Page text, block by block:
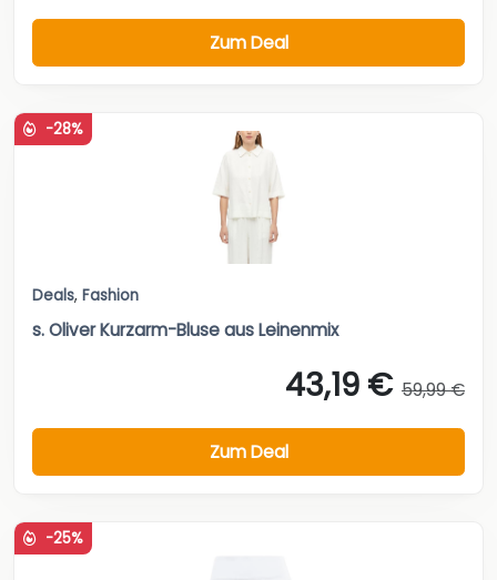
Zum Deal
-28%
Deals, Fashion
s. Oliver Kurzarm-Bluse aus Leinenmix
43,19 € 59,99 €
Zum Deal
-25%